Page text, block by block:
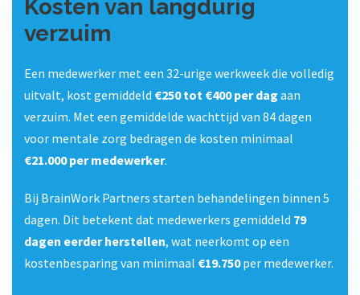
Kosten van langdurig
verzuim
Een medewerker met een 32-urige werkweek die volledig
uitvalt, kost gemiddeld €250 tot €400 per dag aan
verzuim. Met een gemiddelde wachttijd van 84 dagen
voor mentale zorg bedragen de kosten minimaal
€21.000 per medewerker.
Bij BrainWork Partners starten behandelingen binnen 5
dagen. Dit betekent dat medewerkers gemiddeld 79
dagen eerder herstellen, wat neerkomt op een
kostenbesparing van minimaal €19.750per medewerker.